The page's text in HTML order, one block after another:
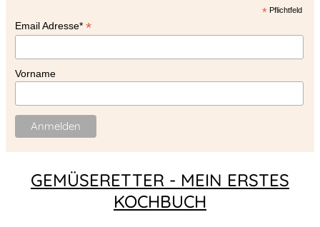
* Pflichtfeld
Email Adresse* *
Vorname
GEMÜSERETTER - MEIN ERSTES
KOCHBUCH